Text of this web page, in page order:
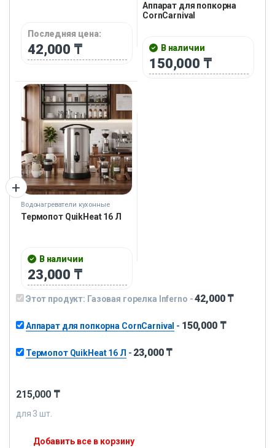
Последняя цена:
42,000 ₸
Аппарат для попкорна
CornCarnival
В наличии
150,000 ₸
Водонагреватели кухонные
Термопот QuikHeat 16 Л
В наличии
23,000 ₸
Этот продукт: Газовая горелка Inferno -42,000 ₸
Аппарат для попкорна CornCarnival - 150,000 ₸
Термопот QuikHeat 16 Л - 23,000 ₸
215,000 ₸
для 3 шт.
Добавить все в корзину